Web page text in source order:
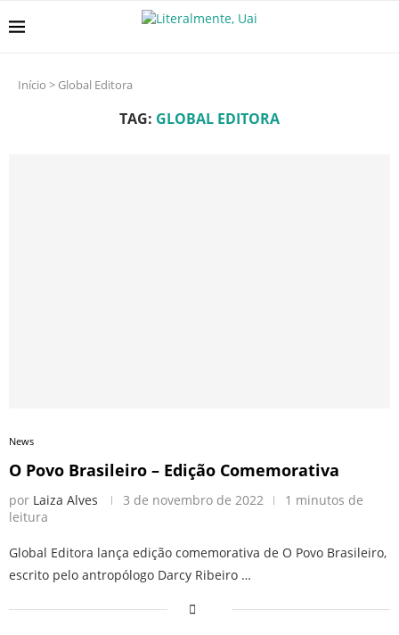
Início > Global Editora
TAG: GLOBAL EDITORA
News
O Povo Brasileiro – Edição Comemorativa
por Laiza Alves 3 de novembro de 2022
1 minutos de
leitura
Global Editora lança edição comemorativa de O Povo Brasileiro,
escrito pelo antropólogo Darcy Ribeiro …